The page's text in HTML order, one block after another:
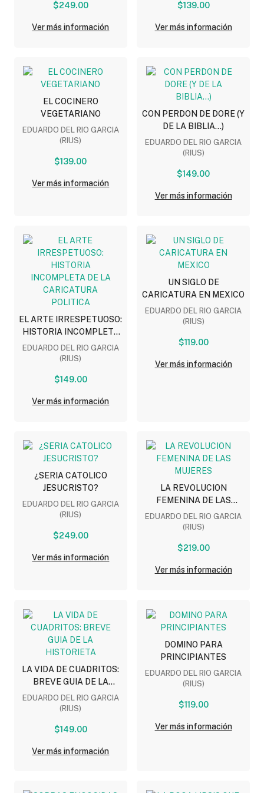
$249.00
Ver más información
$139.00
Ver más información
EL COCINERO
VEGETARIANO
EDUARDO DEL RIO GARCIA
(RIUS)
$139.00
Ver más información
CON PERDON DE DORE (Y
DE LA BIBLIA...)
EDUARDO DEL RIO GARCIA
(RIUS)
$149.00
Ver más información
EL ARTE IRRESPETUOSO:
HISTORIA INCOMPLETA
DE LA CARICATURA
POLITICA
EDUARDO DEL RIO GARCIA
(RIUS)
$149.00
Ver más información
UN SIGLO DE
CARICATURA EN MEXICO
EDUARDO DEL RIO GARCIA
(RIUS)
$119.00
Ver más información
¿SERIA CATOLICO
JESUCRISTO?
EDUARDO DEL RIO GARCIA
(RIUS)
$249.00
Ver más información
LA REVOLUCION
FEMENINA DE LAS
MUJERES
EDUARDO DEL RIO GARCIA
(RIUS)
$219.00
Ver más información
LA VIDA DE CUADRITOS:
BREVE GUIA DE LA
HISTORIETA
EDUARDO DEL RIO GARCIA
(RIUS)
$149.00
Ver más información
DOMINO PARA
PRINCIPIANTES
EDUARDO DEL RIO GARCIA
(RIUS)
$119.00
Ver más información